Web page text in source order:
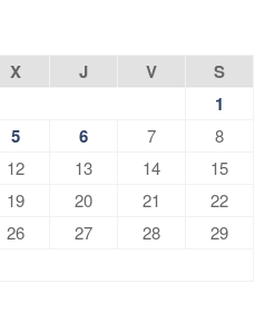
X J V
S
1
5 6 7
8
12 13 14
15
19 20 21
22
26 27 28
29